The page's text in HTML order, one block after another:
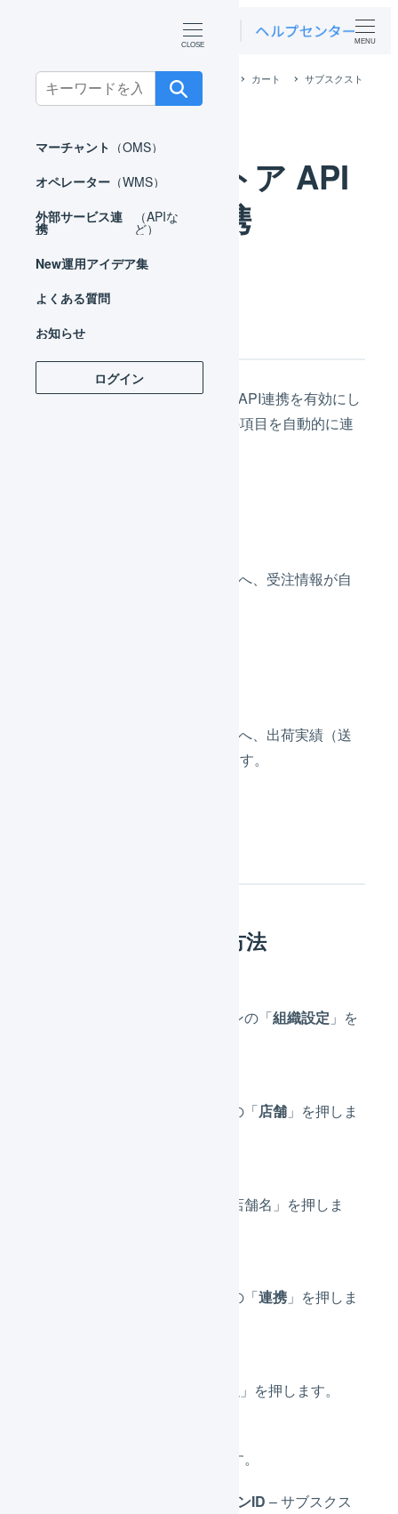
Search
for:
マーチャント （OMS）
オペレーター （WMS）
外部サービス連
携
（APIな
ど）
New運用アイデア集
よくある質問
お知らせ
ログイン
MENU
外部サービス連携（APIなど） カート
サブスクスト
サブスクストア APIで連携
サブスクストア API
で連携
連携の概要
LOGILESSとサブスクストアのAPI連携を有効にし
た場合、その設定に応じて次の項目を自動的に連
サブスクストアからLOGILESSへ、受注情報が自
LOGILESSからサブスクストアへ、出荷実績（送
り状番号）が自動で送信されます。
LOGILESSでの操作方法
メインナビゲーションの「組織設定 」を
サブナビゲーションの「店舗 」を押しま
サブスクストアの​「店舗名」を​押しま
サブナビゲーションの「連携 」を押しま
」を押します。
連携の設定を行います。
アプリケーションID – サブスクス